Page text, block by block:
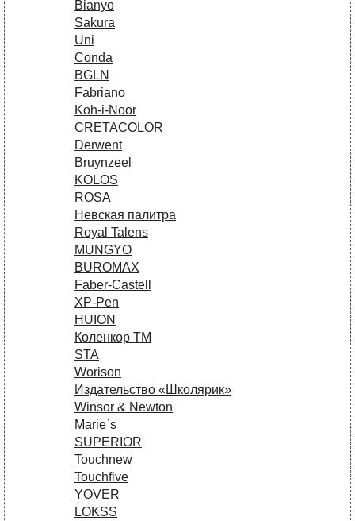
Bianyo
Sakura
Uni
Conda
BGLN
Fabriano
Koh-i-Noor
CRETACOLOR
Derwent
Bruynzeel
KOLOS
ROSA
Невская палитра
Royal Talens
MUNGYO
BUROMAX
Faber-Castell
XP-Pen
HUION
Коленкор ТМ
STA
Worison
Издательство «Школярик»
Winsor & Newton
Marie`s
SUPERIOR
Touchnew
Touchfive
YOVER
LOKSS